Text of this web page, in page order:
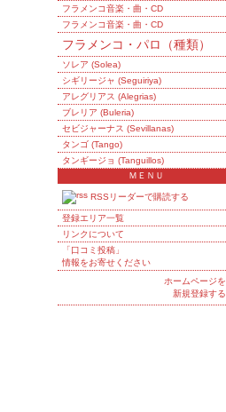
フラメンコ音楽・曲・CD
フラメンコ音楽・曲・CD
フラメンコ・パロ（種類）
ソレア (Solea)
シギリージャ (Seguiriya)
アレグリアス (Alegrias)
ブレリア (Buleria)
セビジャーナス (Sevillanas)
タンゴ (Tango)
タンギージョ (Tanguillos)
ＭＥＮＵ
RSSリーダーで購読する
登録エリア一覧
リンクについて
「口コミ投稿」
情報をお寄せください
ホームページを
新規登録する